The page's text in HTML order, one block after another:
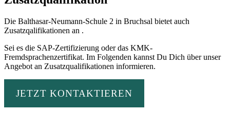
Die Balthasar-Neumann-Schule 2 in Bruchsal bietet auch
Zusatzqalifikationen an .
Sei es die SAP-Zertifizierung oder das KMK-
Fremdsprachenzertifikat. Im Folgenden kannst Du Dich über unser
Angebot an Zusatzqualifikationen informieren.
JETZT KONTAKTIEREN